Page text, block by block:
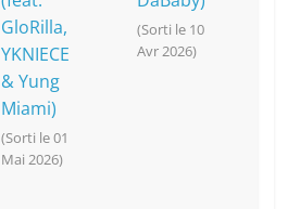
GloRilla,
YKNIECE
& Yung
Miami)
(Sorti le 01
Mai 2026)
(Sorti le 10
Avr 2026)